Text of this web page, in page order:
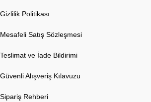
Gizlilik Politikası
Mesafeli Satış Sözleşmesi
Teslimat ve İade Bildirimi
Güvenli Alışveriş Kılavuzu
Sipariş Rehberi